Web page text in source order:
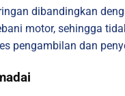
dibandingkan
motor, sehingga
pengambilan dan